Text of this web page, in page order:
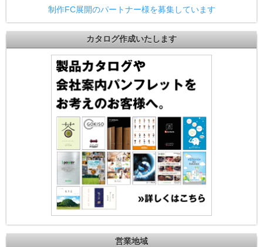
制作FC展開のパートナー様を募集しています
カタログ作成いたします
営業地域